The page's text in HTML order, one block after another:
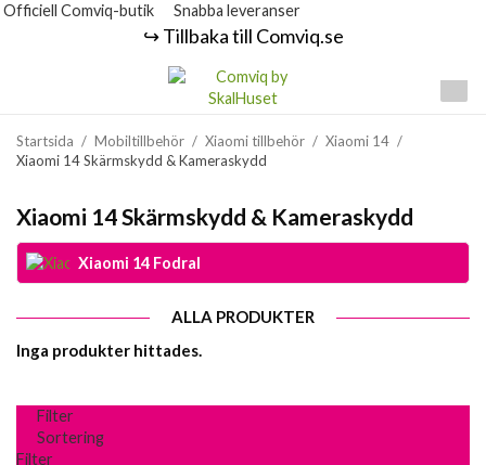
Officiell Comviq-butik Snabba leveranser
↪️ Tillbaka till Comviq.se
Startsida / Mobiltillbehör / Xiaomi tillbehör / Xiaomi 14 /
Xiaomi 14 Skärmskydd & Kameraskydd
Xiaomi 14 Skärmskydd & Kameraskydd
Xiaomi 14 Fodral
ALLA PRODUKTER
Inga produkter hittades.
Filter
Sortering
Filter